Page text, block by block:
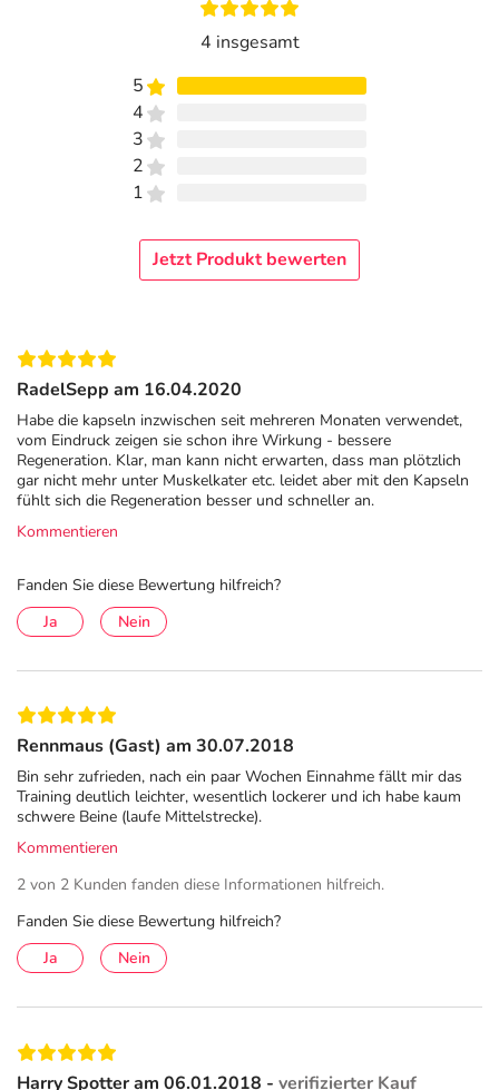
*** keine Referenzmenge vorhanden
Adresse des Lebensmittel-Unternehmens
Dr. Loges + Co. GmbH
21423 Winsen/Luhe
Informationen zu diesem Lebensmittel (wie z. B. Zutaten,
hinterlegt. (oben)
4 insgesamt
5
4
3
2
1
Jetzt Produkt bewerten
RadelSepp am 16.04.2020
Habe die kapseln inzwischen seit mehreren Monaten verwendet,
vom Eindruck zeigen sie schon ihre Wirkung - bessere
Regeneration. Klar, man kann nicht erwarten, dass man plötzlich
gar nicht mehr unter Muskelkater etc. leidet aber mit den Kapseln
fühlt sich die Regeneration besser und schneller an.
Kommentieren
Fanden Sie diese Bewertung hilfreich?
Ja
Nein
Rennmaus (Gast) am 30.07.2018
Bin sehr zufrieden, nach ein paar Wochen Einnahme fällt mir das
Training deutlich leichter, wesentlich lockerer und ich habe kaum
schwere Beine (laufe Mittelstrecke).
Kommentieren
2 von 2 Kunden fanden diese Informationen hilfreich.
Fanden Sie diese Bewertung hilfreich?
Ja
Nein
Harry Spotter am 06.01.2018 - verifizierter Kauf